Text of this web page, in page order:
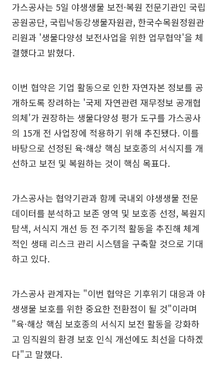
가스공사는 5일 야생생물 보전·복원 전문기관인 국립
공원공단, 국립낙동강생물자원관, 한국수목원정원관
리원과 '생물다양성 보전사업을 위한 업무협약'을 체
결했다고 밝혔다.
이번 협약은 기업 활동으로 인한 자연자본 정보를 공
개하도록 장려하는 '국제 자연관련 재무정보 공개협
의체'가 권장하는 생물다양성 평가 도구를 가스공사
의 15개 전 사업장에 적용하기 위해 추진됐다. 이를
바탕으로 선정된 육·해상 핵심 보호종의 서식지를 개
선하고 보전 및 복원하는 것이 핵심 목표다.
가스공사는 협약기관과 함께 국내외 야생생물 전문
데이터를 분석하고 보존 영역 및 보호종 선정, 복원지
탐색, 서식지 개선 등 전 주기적 활동을 추진해 체계
적인 생태 리스크 관리 시스템을 구축할 것으로 기대
하고 있다.
가스공사 관계자는 "이번 협약은 기후위기 대응과 야
생생물 보호를 위한 중요한 전환점이 될 것"이라며
"육·해상 핵심 보호종의 서식지 보전 활동을 강화하
고 임직원의 환경 보호 인식 개선에도 최선을 다하겠
다"고 말했다.